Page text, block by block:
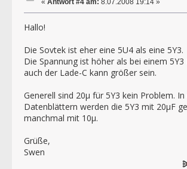
« Antwort #4 am: 8.07.2008 19:14 »
Hallo!
Die Sovtek ist eher eine 5U4 als eine 5Y3.
Die Spannung ist höher als bei einem
auch der Lade-C kann größer sein.
Generell sind 20µ für 5Y3 kein Problem.
Datenblättern werden die 5Y3 mit 20µF
manchmal mit 10µ.
Grüße,
Swen